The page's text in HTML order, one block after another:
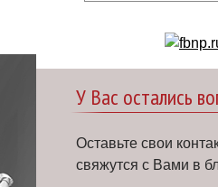
У Вас остались
Оставьте свои
свяжутся с Вами в